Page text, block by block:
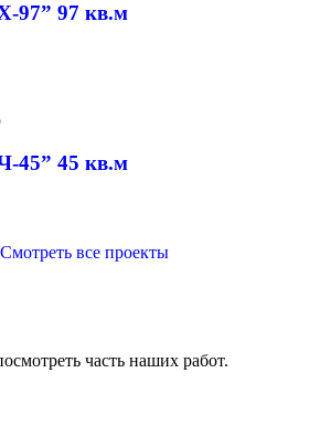
97” 97 кв.м
45” 45 кв.м
Смотреть все проекты
часть наших работ.